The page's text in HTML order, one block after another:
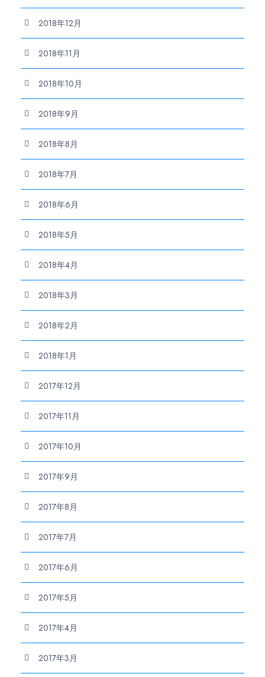
2018年12月
2018年11月
2018年10月
2018年9月
2018年8月
2018年7月
2018年6月
2018年5月
2018年4月
2018年3月
2018年2月
2018年1月
2017年12月
2017年11月
2017年10月
2017年9月
2017年8月
2017年7月
2017年6月
2017年5月
2017年4月
2017年3月